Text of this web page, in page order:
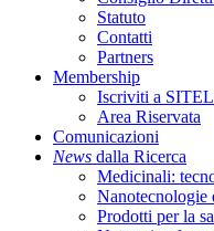
Statuto
Contatti
Partners
Membership
Iscriviti a
Area Riservata
Comunicazioni
News dalla Ricerca
Medicinali:
Nanotecnologie
Prodotti per la